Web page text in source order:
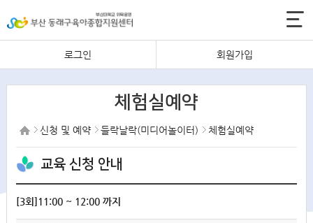
로그인 회원가입
체험실예약
신청 및 예약 들락날락(미디어놀이터) 체험실예약
교육 신청 안내
[3회]11:00 ~ 12:00 까지